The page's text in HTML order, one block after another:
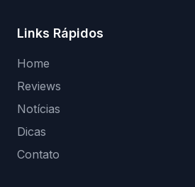
Links Rápidos
Home
Reviews
Notícias
Dicas
Contato